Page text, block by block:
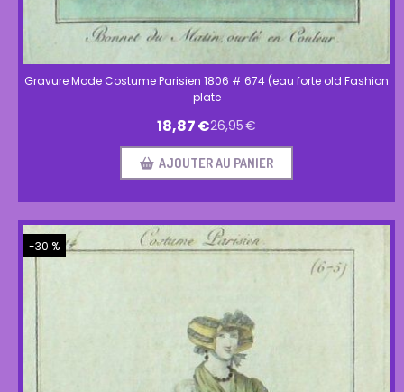
Gravure Mode Costume Parisien 1806 # 674 (eau forte old Fashion
plate
18,87€26,95€
AJOUTER AU PANIER
-30 %